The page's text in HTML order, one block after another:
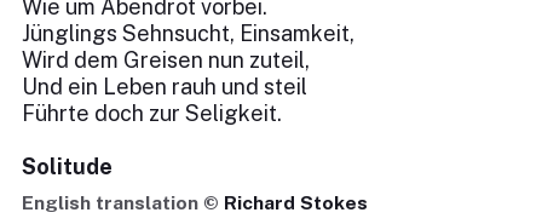
Wie um Abendrot vorbei.
Jünglings Sehnsucht, Einsamkeit,
Wird dem Greisen nun zuteil,
Und ein Leben rauh und steil
Führte doch zur Seligkeit.
Solitude
English translation © Richard Stokes